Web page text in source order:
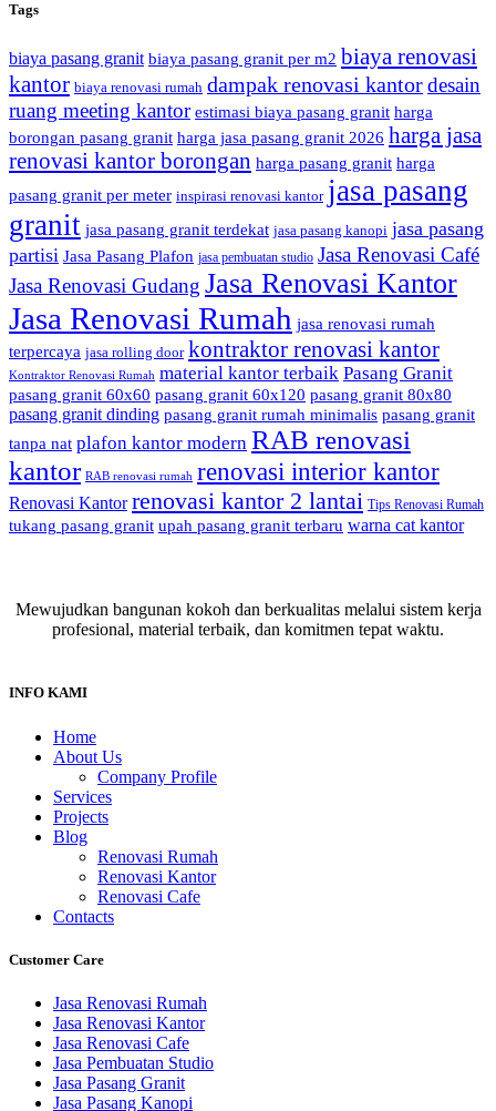
Tags
biaya pasang granit biaya pasang granit per m2 biaya renovasi
kantor biaya renovasi rumah dampak renovasi kantordesain
ruang meeting kantor estimasi biaya pasang granit harga
borongan pasang granit harga jasa pasang granit 2026 harga jasa
renovasi kantor borongan harga pasang granit harga
pasang granit per meter inspirasi renovasi kantor jasa pasang
granit jasa pasang granit terdekat jasa pasang kanopi jasa pasang
partisi Jasa Pasang Plafon jasa pembuatan studio Jasa Renovasi Café
Jasa Renovasi Gudang Jasa Renovasi Kantor
Jasa Renovasi Rumah jasa renovasi rumah
terpercaya jasa rolling door kontraktor renovasi kantor
Kontraktor Renovasi Rumah material kantor terbaik Pasang Granit
pasang granit 60x60 pasang granit 60x120 pasang granit 80x80
pasang granit dinding pasang granit rumah minimalis pasang granit
tanpa nat plafon kantor modern RAB renovasi
kantor RAB renovasi rumah renovasi interior kantor
Renovasi Kantor renovasi kantor 2 lantai Tips Renovasi Rumah
tukang pasang granit upah pasang granit terbaru warna cat kantor
Mewujudkan bangunan kokoh dan berkualitas melalui sistem kerja
profesional, material terbaik, dan komitmen tepat waktu.
INFO KAMI
Home
About Us
Company Profile
Services
Projects
Blog
Renovasi Rumah
Renovasi Kantor
Renovasi Cafe
Contacts
Customer Care
Jasa Renovasi Rumah
Jasa Renovasi Kantor
Jasa Renovasi Cafe
Jasa Pembuatan Studio
Jasa Pasang Granit
Jasa Pasang Kanopi